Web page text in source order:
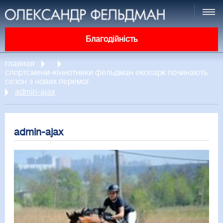
Благодійність
главная
спортсмени-кіннотники фельдман екопарк починають
сезон з нових перемог
admin-ajax
admin-ajax